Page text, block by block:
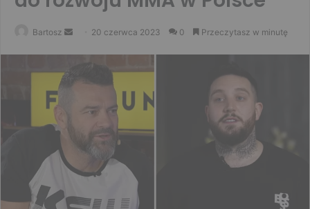
Bartosz
Send 20 czerwca 2023 0 Przeczytasz w minutę